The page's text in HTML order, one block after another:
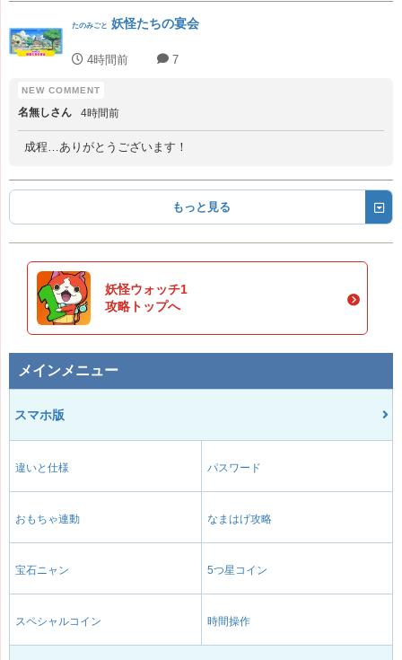
たのみごと 妖怪たちの宴会
4時間前 7
名無しさん 4時間前
成程…ありがとうございます！
もっと見る
妖怪ウォッチ1
攻略トップへ
メインメニュー
スマホ版
違いと仕様 パスワード
おもちゃ連動 なまはげ攻略
宝石ニャン 5つ星コイン
スペシャルコイン 時間操作